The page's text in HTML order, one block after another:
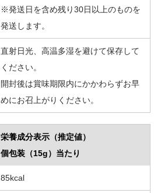
※発送日を含め残り30日以上のものを
発送します。
直射日光、高温多湿を避けて保存して
ください。
開封後は賞味期限内にかかわらずお早
めにお召上がりください。
栄養成分表示（推定値）
個包装（15g）当たり
85kcal